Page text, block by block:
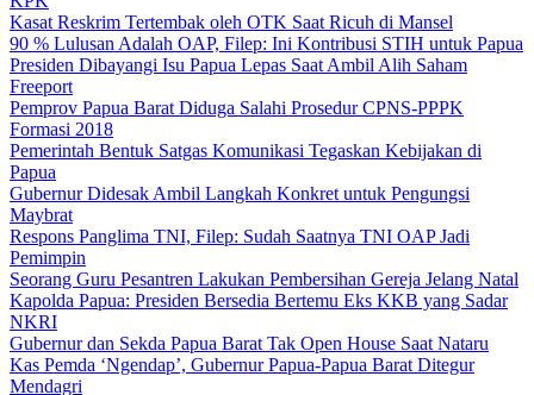
Kasat Reskrim Tertembak oleh OTK Saat Ricuh di Mansel
90 % Lulusan Adalah OAP, Filep: Ini Kontribusi STIH untuk Papua
Presiden Dibayangi Isu Papua Lepas Saat Ambil Alih Saham
Freeport
Pemprov Papua Barat Diduga Salahi Prosedur CPNS-PPPK
Formasi 2018
Pemerintah Bentuk Satgas Komunikasi Tegaskan Kebijakan di
Papua
Gubernur Didesak Ambil Langkah Konkret untuk Pengungsi
Maybrat
Respons Panglima TNI, Filep: Sudah Saatnya TNI OAP Jadi
Pemimpin
Seorang Guru Pesantren Lakukan Pembersihan Gereja Jelang Natal
Kapolda Papua: Presiden Bersedia Bertemu Eks KKB yang Sadar
NKRI
Gubernur dan Sekda Papua Barat Tak Open House Saat Nataru
Kas Pemda ‘Ngendap’, Gubernur Papua-Papua Barat Ditegur
Mendagri